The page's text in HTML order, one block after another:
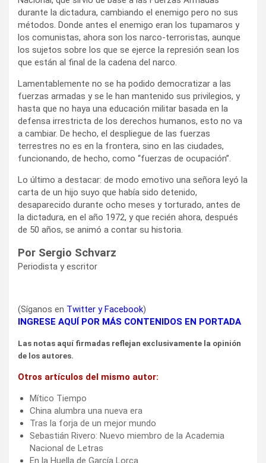
durante la dictadura, cambiando el enemigo pero no sus
métodos. Donde antes el enemigo eran los tupamaros y
los comunistas, ahora son los narco-terroristas, aunque
los sujetos sobre los que se ejerce la represión sean los
que están al final de la cadena del narco.
Lamentablemente no se ha podido democratizar a las
fuerzas armadas y se le han mantenido sus privilegios, y
hasta que no haya una educación militar basada en la
defensa irrestricta de los derechos humanos, esto no va
a cambiar. De hecho, el despliegue de las fuerzas
terrestres no es en la frontera, sino en las ciudades,
funcionando, de hecho, como “fuerzas de ocupación”.
Lo último a destacar: de modo emotivo una señora leyó la
carta de un hijo suyo que había sido detenido,
desaparecido durante ocho meses y torturado, antes de
la dictadura, en el año 1972, y que recién ahora, después
de 50 años, se animó a contar su historia.
Por Sergio Schvarz
Periodista y escritor
(Síganos en Twitter yFacebook)
INGRESE AQUÍ POR MÁS CONTENIDOS EN PORTADA
Las notas aquí firmadas reflejan exclusivamente la opinión
de los autores.
Otros artículos del mismo autor:
Mítico Tiempo
China alumbra una nueva era
Tras la forja de un mejor mundo
Sebastián Rivero: Nuevo miembro de la Academia
Nacional de Letras
En la Huella de García Lorca